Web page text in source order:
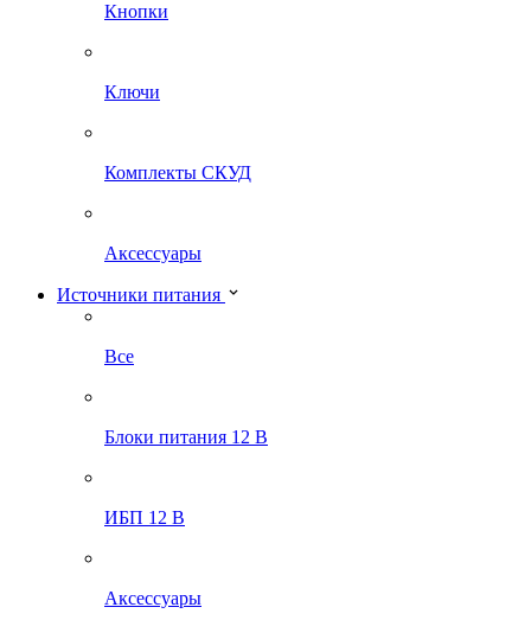
Кнопки
Ключи
Комплекты СКУД
Аксессуары
Источники питания
Все
Блоки питания 12 В
ИБП 12 В
Аксессуары